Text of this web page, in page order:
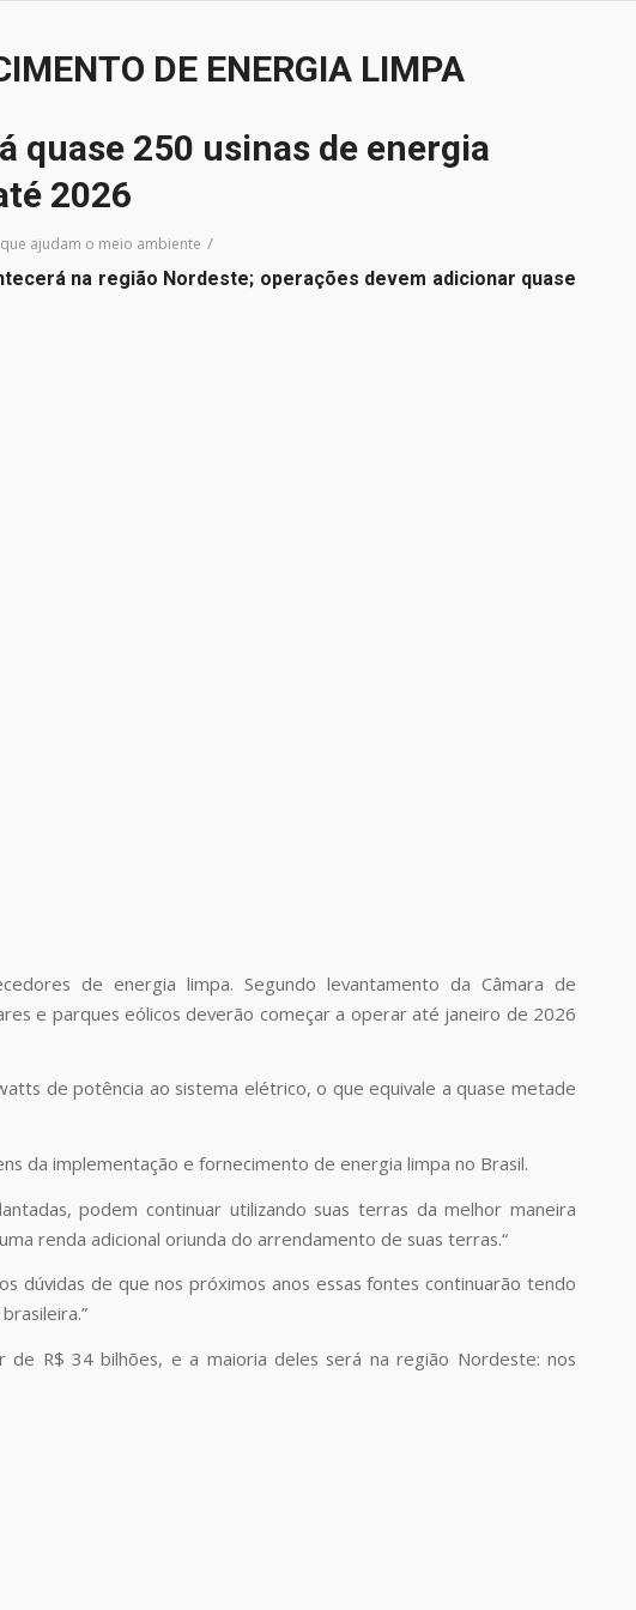
DE ENERGIA LIMPA
quase 250 usinas de energia
2026
ajudam o meio ambiente /
na região Nordeste; operações devem adicionar quase
de energia limpa. Segundo levantamento da Câmara de
e parques eólicos deverão começar a operar até janeiro de 2026
de potência ao sistema elétrico, o que equivale a quase metade
da implementação e fornecimento de energia limpa no Brasil.
podem continuar utilizando suas terras da melhor maneira
renda adicional oriunda do arrendamento de suas terras.“
dúvidas de que nos próximos anos essas fontes continuarão tendo
R$ 34 bilhões, e a maioria deles será na região Nordeste: nos